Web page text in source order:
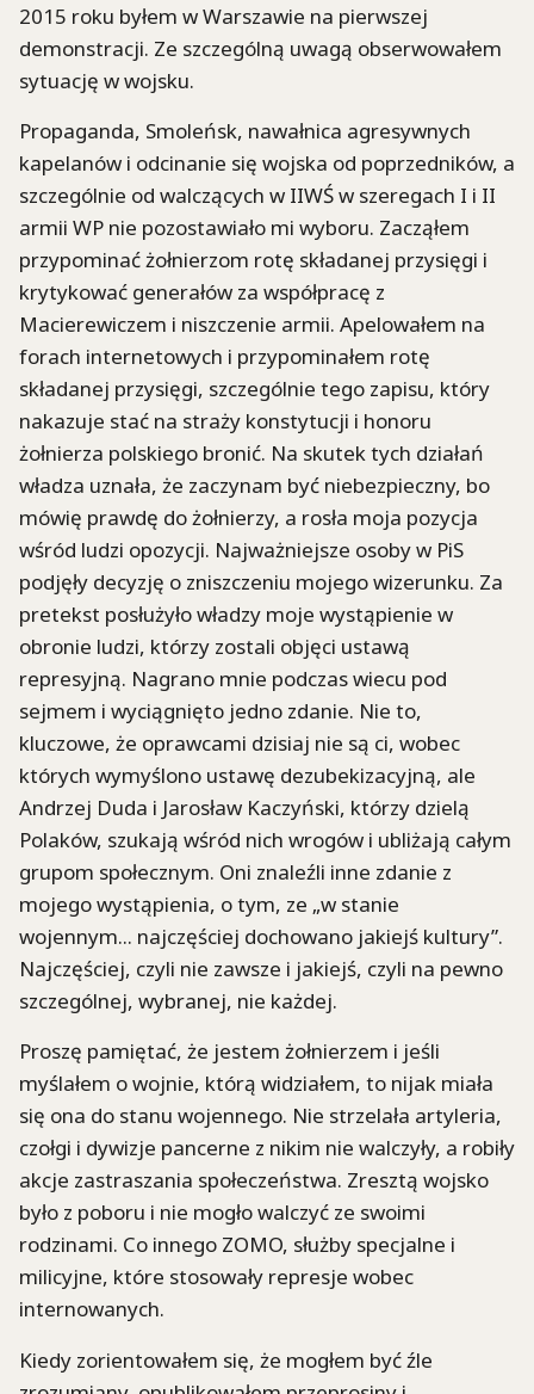
2015 roku byłem w Warszawie na pierwszej
demonstracji. Ze szczególną uwagą obserwowałem
sytuację w wojsku.
Propaganda, Smoleńsk, nawałnica agresywnych
kapelanów i odcinanie się wojska od poprzedników, a
szczególnie od walczących w IIWŚ w szeregach I i II
armii WP nie pozostawiało mi wyboru. Zacząłem
przypominać żołnierzom rotę składanej przysięgi i
krytykować generałów za współpracę z
Macierewiczem i niszczenie armii. Apelowałem na
forach internetowych i przypominałem rotę
składanej przysięgi, szczególnie tego zapisu, który
nakazuje stać na straży konstytucji i honoru
żołnierza polskiego bronić. Na skutek tych działań
władza uznała, że zaczynam być niebezpieczny, bo
mówię prawdę do żołnierzy, a rosła moja pozycja
wśród ludzi opozycji. Najważniejsze osoby w PiS
podjęły decyzję o zniszczeniu mojego wizerunku. Za
pretekst posłużyło władzy moje wystąpienie w
obronie ludzi, którzy zostali objęci ustawą
represyjną. Nagrano mnie podczas wiecu pod
sejmem i wyciągnięto jedno zdanie. Nie to,
kluczowe, że oprawcami dzisiaj nie są ci, wobec
których wymyślono ustawę dezubekizacyjną, ale
Andrzej Duda i Jarosław Kaczyński, którzy dzielą
Polaków, szukają wśród nich wrogów i ubliżają całym
grupom społecznym. Oni znaleźli inne zdanie z
mojego wystąpienia, o tym, ze „w stanie
wojennym... najczęściej dochowano jakiejś kultury”.
Najczęściej, czyli nie zawsze i jakiejś, czyli na pewno
szczególnej, wybranej, nie każdej.
Proszę pamiętać, że jestem żołnierzem i jeśli
myślałem o wojnie, którą widziałem, to nijak miała
się ona do stanu wojennego. Nie strzelała artyleria,
czołgi i dywizje pancerne z nikim nie walczyły, a robiły
akcje zastraszania społeczeństwa. Zresztą wojsko
było z poboru i nie mogło walczyć ze swoimi
rodzinami. Co innego ZOMO, służby specjalne i
milicyjne, które stosowały represje wobec
internowanych.
Kiedy zorientowałem się, że mogłem być źle